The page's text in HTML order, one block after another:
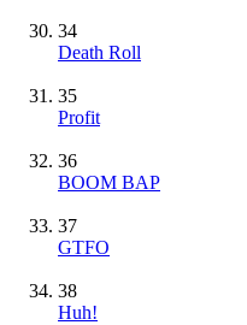
34
Death Roll
35
Profit
36
BOOM BAP
37
GTFO
38
Huh!